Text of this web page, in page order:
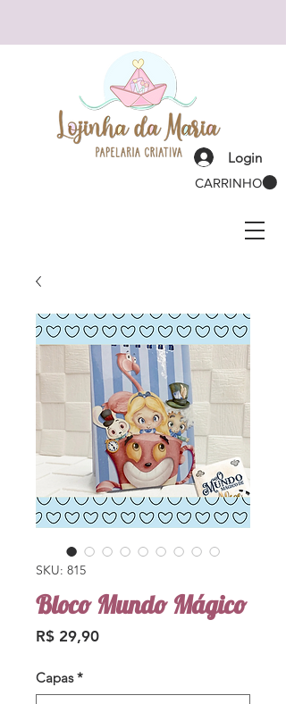
Login
CARRINHO
SKU: 815
Bloco Mundo Mágico
R$ 29,90Preço
Capas *